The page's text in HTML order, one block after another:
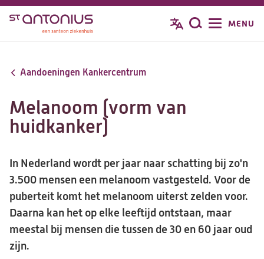
Overslaan
inhoud
Zoeken
MENU
Aandoeningen Kankercentrum
Melanoom (vorm van
huidkanker)
In Nederland wordt per jaar naar schatting bij zo'n
3.500 mensen een melanoom vastgesteld. Voor de
puberteit komt het melanoom uiterst zelden voor.
Daarna kan het op elke leeftijd ontstaan, maar
meestal bij mensen die tussen de 30 en 60 jaar oud
zijn.